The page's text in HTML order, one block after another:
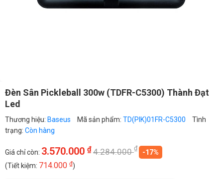
Đèn Sân Pickleball 300w (TDFR-C5300) Thành Đạt
Led
Thương hiệu: Baseus Mã sản phẩm: TD(PIK)01FR-C5300
Tình
trạng: Còn hàng
Giá chỉ còn: 3.570.000 ₫4.284.000₫
-17%
(Tiết kiệm: 714.000 ₫)